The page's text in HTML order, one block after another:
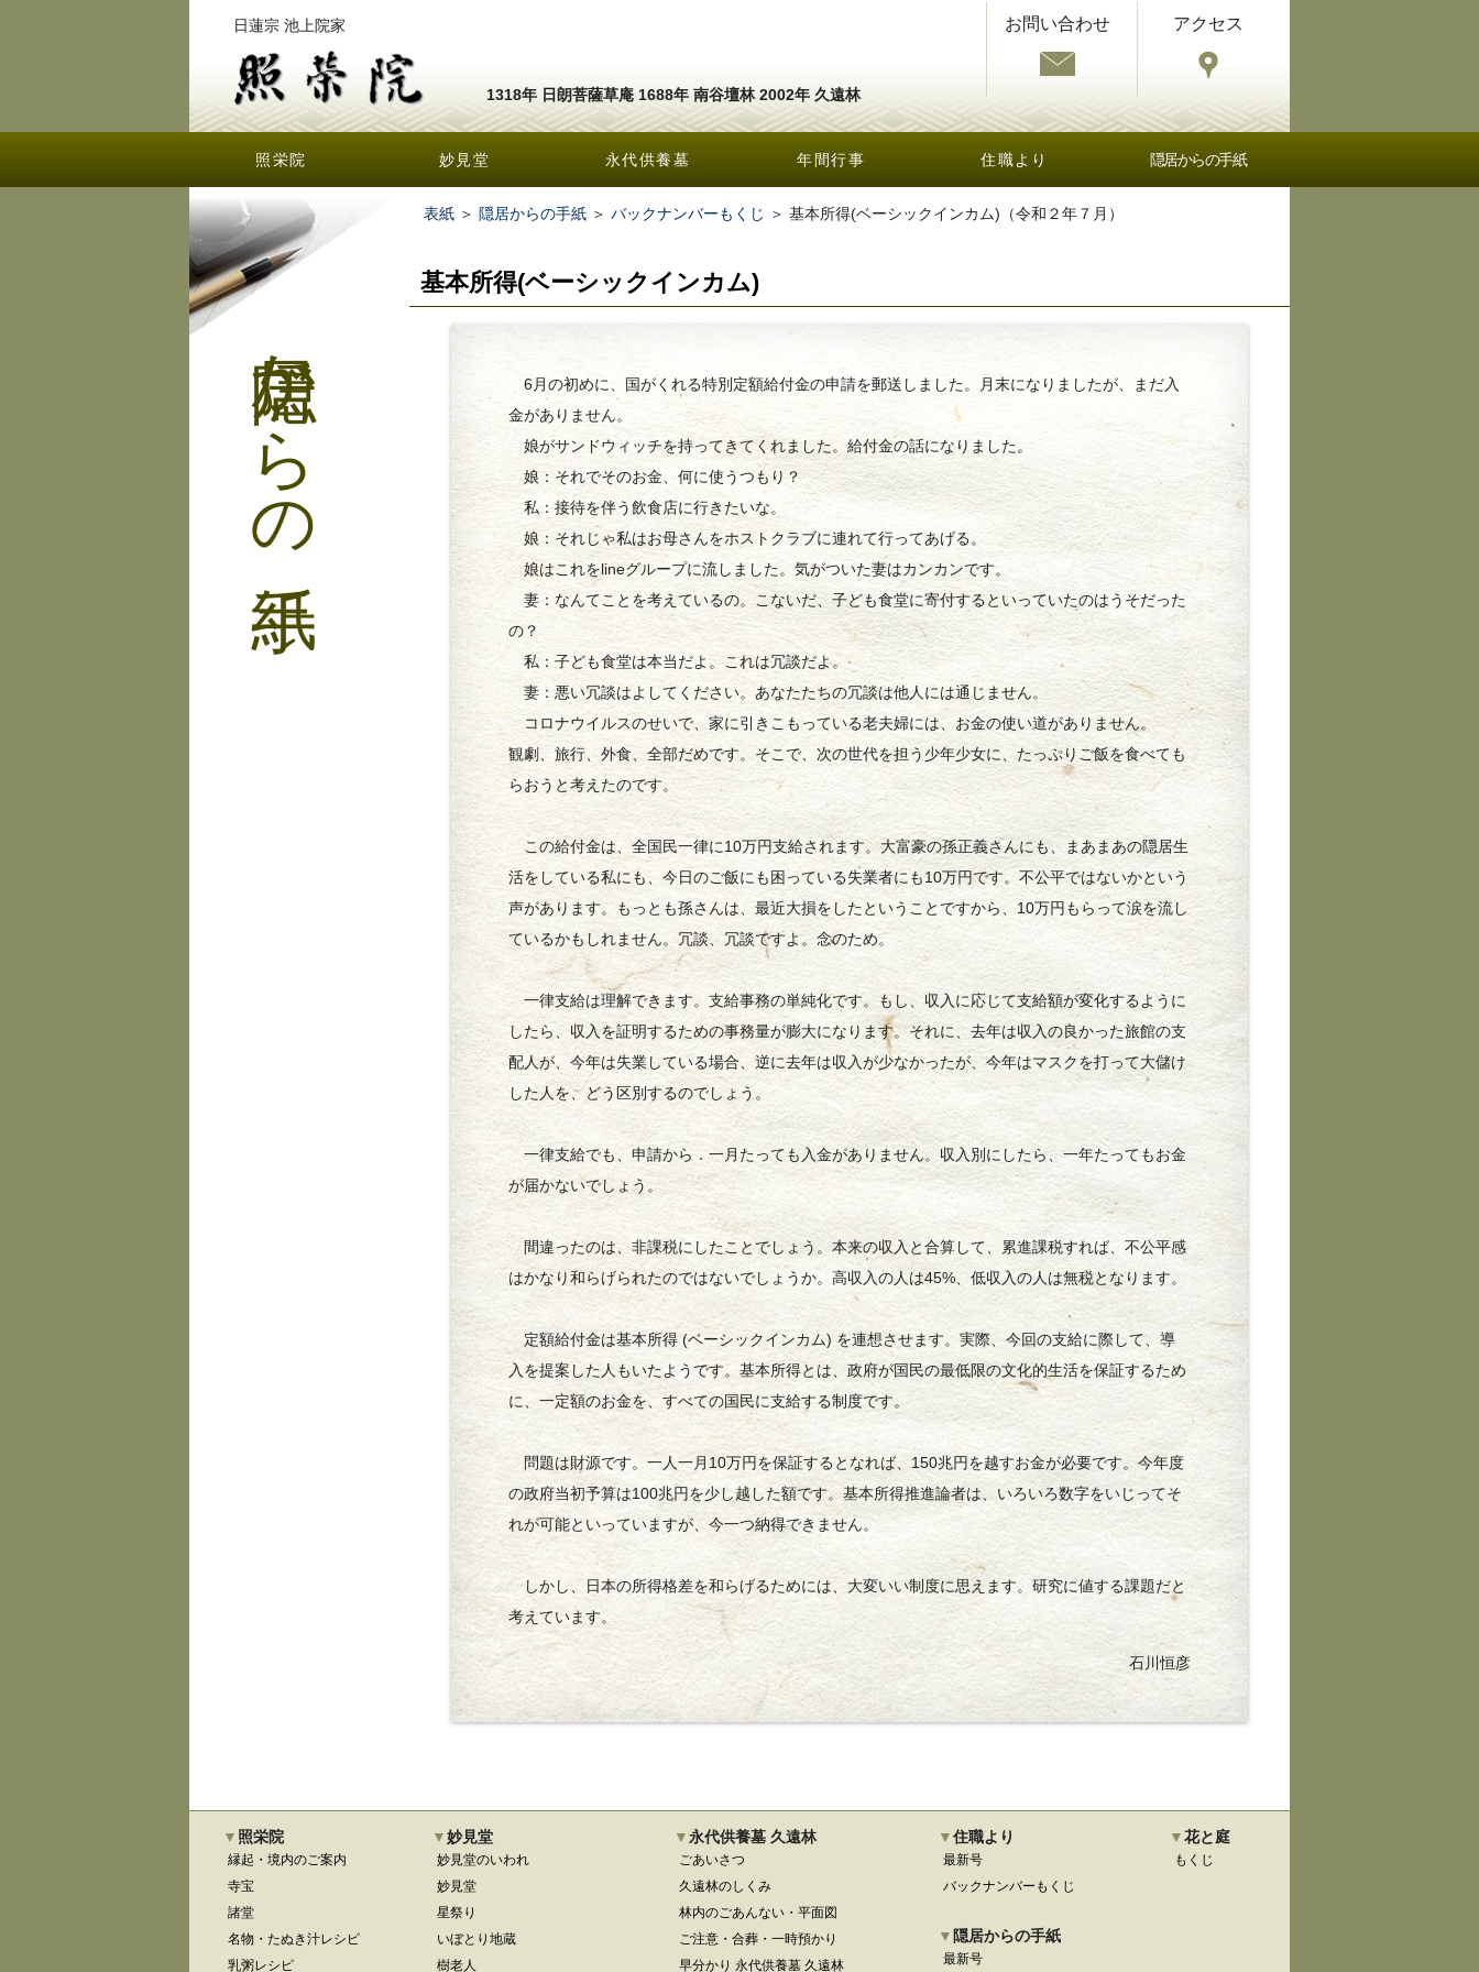
日蓮宗 池上院家
1318年 日朗菩薩草庵 1688年 南谷壇林 2002年 久遠林
お問い合わせ アクセス
照栄院 妙見堂 永代供養墓 年間行事 住職より 隠居からの手紙
隠居からの手紙
表紙＞ 隠居からの手紙＞ バックナンバーもくじ ＞ 基本所得(ベーシックインカム)（令和２年７月）
基本所得(ベーシックインカム)
6月の初めに、国がくれる特別定額給付金の申請を郵送しました。月末になりましたが、まだ入
金がありません。
娘がサンドウィッチを持ってきてくれました。給付金の話になりました。
娘：それでそのお金、何に使うつもり？
私：接待を伴う飲食店に行きたいな。
娘：それじゃ私はお母さんをホストクラブに連れて行ってあげる。
娘はこれをlineグループに流しました。気がついた妻はカンカンです。
妻：なんてことを考えているの。こないだ、子ども食堂に寄付するといっていたのはうそだった
の？
私：子ども食堂は本当だよ。これは冗談だよ。
妻：悪い冗談はよしてください。あなたたちの冗談は他人には通じません。
コロナウイルスのせいで、家に引きこもっている老夫婦には、お金の使い道がありません。
観劇、旅行、外食、全部だめです。そこで、次の世代を担う少年少女に、たっぷりご飯を食べても
らおうと考えたのです。
この給付金は、全国民一律に10万円支給されます。大富豪の孫正義さんにも、まあまあの隠居生
活をしている私にも、今日のご飯にも困っている失業者にも10万円です。不公平ではないかという
声があります。もっとも孫さんは、最近大損をしたということですから、10万円もらって涙を流し
ているかもしれません。冗談、冗談ですよ。念のため。
一律支給は理解できます。支給事務の単純化です。もし、収入に応じて支給額が変化するように
したら、収入を証明するための事務量が膨大になります。それに、去年は収入の良かった旅館の支
配人が、今年は失業している場合、逆に去年は収入が少なかったが、今年はマスクを打って大儲け
した人を、どう区別するのでしょう。
一律支給でも、申請から．一月たっても入金がありません。収入別にしたら、一年たってもお金
が届かないでしょう。
間違ったのは、非課税にしたことでしょう。本来の収入と合算して、累進課税すれば、不公平感
はかなり和らげられたのではないでしょうか。高収入の人は45%、低収入の人は無税となります。
定額給付金は基本所得 (ベーシックインカム) を連想させます。実際、今回の支給に際して、導
入を提案した人もいたようです。基本所得とは、政府が国民の最低限の文化的生活を保証するため
に、一定額のお金を、すべての国民に支給する制度です。
問題は財源です。一人一月10万円を保証するとなれば、150兆円を越すお金が必要です。今年度
の政府当初予算は100兆円を少し越した額です。基本所得推進論者は、いろいろ数字をいじってそ
れが可能といっていますが、今一つ納得できません。
しかし、日本の所得格差を和らげるためには、大変いい制度に思えます。研究に値する課題だと
考えています。
石川恒彦
照栄院
縁起・境内のご案内
寺宝
諸堂
名物・たぬき汁レシピ
乳粥レシピ
妙見堂
妙見堂のいわれ
妙見堂
星祭り
いぼとり地蔵
樹老人
永代供養墓 久遠林
ごあいさつ
久遠林のしくみ
林内のごあんない・平面図
ご注意・合葬・一時預かり
早分かり 永代供養墓 久遠林
住職より
最新号
バックナンバーもくじ
隠居からの手紙
最新号
花と庭
もくじ